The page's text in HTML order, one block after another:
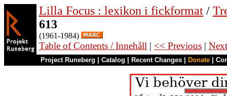
Lilla Focus : lexikon i fickformat /
613
(1961-1984)
Table of Contents / Innehåll | << Previous |
Project Runeberg Catalog Recent Changes Donate